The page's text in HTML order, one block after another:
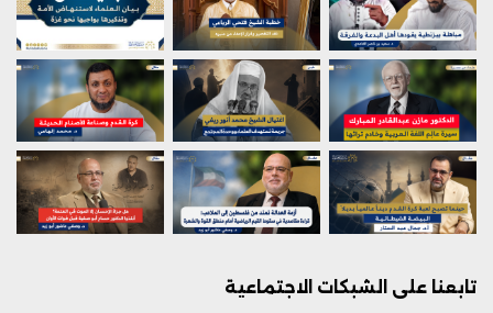
تابعنا على الشبكات الاجتماعية